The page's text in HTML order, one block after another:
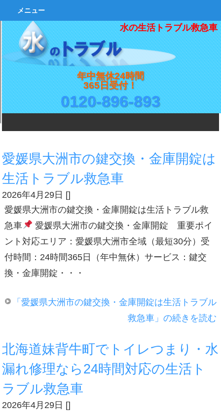
水の生活トラブル救急車
年中無休24時間
365日受付！
0120-896-893
メニュー
愛媛県大洲市の鍵交換・金庫開錠は
生活トラブル救急車
2026年4月29日 []
愛媛県大洲市の鍵交換・金庫開錠は生活トラブル救
急車
愛媛県大洲市の鍵交換・金庫開錠 重要ポイ
ント対応エリア：愛媛県大洲市全域（最短30分）受
付時間：24時間365日（年中無休）サービス：鍵交
換・金庫開錠・・・
「愛媛県大洲市の鍵交換・金庫開錠は生活トラブル
救急車」の続きを読む
北海道妹背牛町でトイレつまり・水
漏れ修理なら24時間対応の生活ト
ラブル救急車
2026年4月29日 []